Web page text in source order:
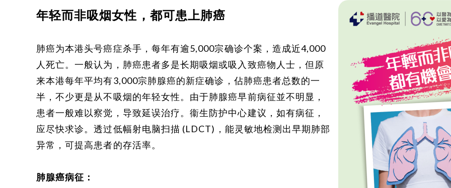
年轻而非吸烟女性，都可患上肺癌
肺癌为本港头号癌症杀手，每年有逾5,000宗确诊个案，造成近4,000
人死亡。一般认为，肺癌患者多是长期吸烟或吸入致癌物人士，但原
来本港每年平均有3,000宗肺腺癌的新症确诊，佔肺癌患者总数的一
半，不少更是从不吸烟的年轻女性。由于肺腺癌早前病征並不明显，
患者一般难以察觉，导致延误治疗。衞生防护中心建议，如有病征，
应尽快求诊。透过低幅射电脑扫描 (LDCT)，能灵敏地检测出早期肺部
异常，可提高患者的存活率。
肺腺癌病征：